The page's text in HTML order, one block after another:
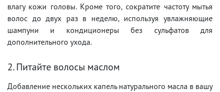
влагу кожи головы. Кроме того, сократите частоту мытья
волос до двух раз в неделю, используя увлажняющие
шампуни и кондиционеры без сульфатов для
дополнительного ухода.
2. Питайте волосы маслом
Добавление нескольких капель натурального масла в вашу